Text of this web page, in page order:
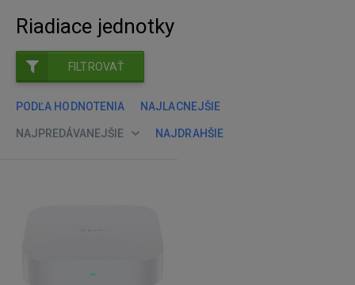
Riadiace jednotky
FILTROVAŤ
PODĽA HODNOTENIA NAJLACNEJŠIE
NAJPREDÁVANEJŠIE NAJDRAHŠIE